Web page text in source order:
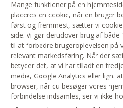
Mange funktioner på en
placeres en cookie, når en bruger
først og fremmest, sætter vi
side. Vi gør derudover brug af
til at forbedre brugeroplevelsen på
relevant markedsføring. Når der
betyder det, at vi har tilladt en
medie, Google Analytics eller lign.
browser, når du besøger vores
forbindelse indsamles, ser vi ikke